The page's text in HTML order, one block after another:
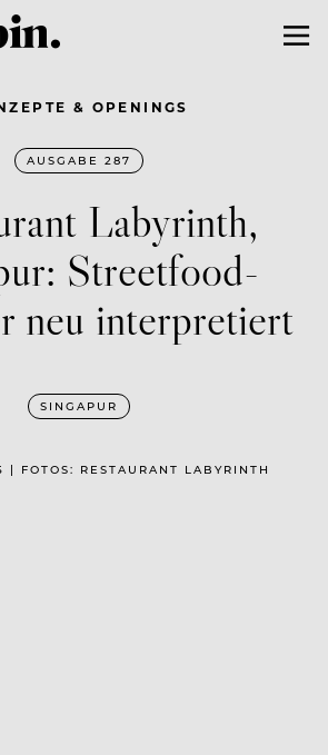
& OPENINGS
AUSGABE 287
Labyrinth,
Streetfood-
neu interpretiert
SINGAPUR
FOTOS: RESTAURANT LABYRINTH